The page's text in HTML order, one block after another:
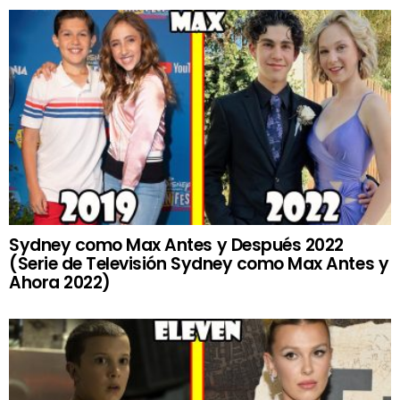
Sydney como Max Antes y Después 2022
(Serie de Televisión Sydney como Max Antes y
Ahora 2022)